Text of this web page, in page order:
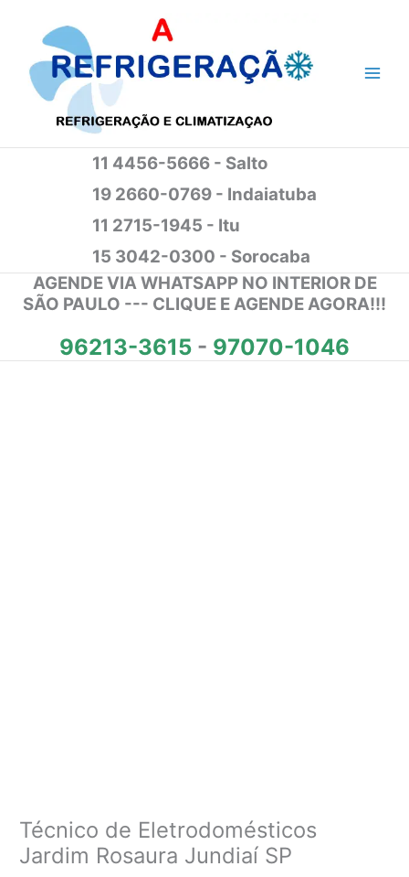
conteúdo
11 4456-5666 - Salto
19 2660-0769 - Indaiatuba
11 2715-1945 - Itu
15 3042-0300 - Sorocaba
AGENDE VIA WHATSAPP NO INTERIOR DE
SÃO PAULO --- CLIQUE E AGENDE AGORA!!!
96213-3615 - 97070-1046
Técnico de Eletrodomésticos
Jardim Rosaura Jundiaí SP